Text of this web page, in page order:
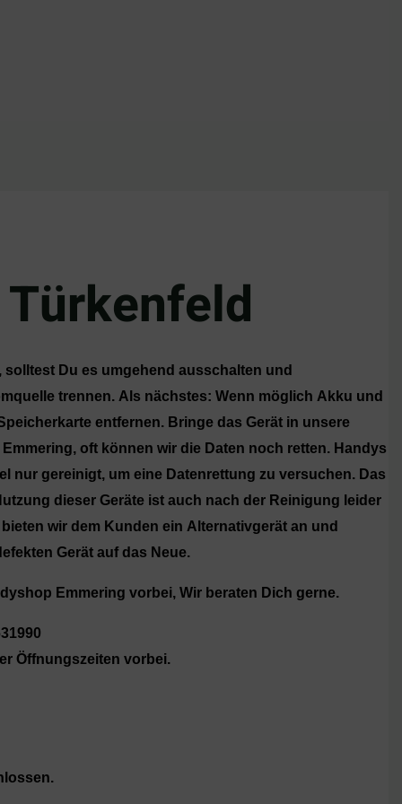
Du es umgehend ausschalten und
trennen. Als nächstes: Wenn möglich Akku und
entfernen. Bringe das Gerät in unsere
oft können wir die Daten noch retten. Handys
nur gereinigt, um eine Datenrettung zu versuchen. Das
dieser Geräte ist auch nach der Reinigung leider
wir dem Kunden ein Alternativgerät an und
Gerät auf das Neue.
Emmering vorbei, Wir beraten Dich gerne.
Öffnungszeiten vorbei.